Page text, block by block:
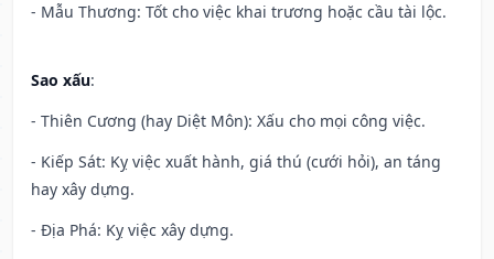
- Mẫu Thương: Tốt cho việc khai trương hoặc cầu tài lộc.
Sao xấu:
- Thiên Cương (hay Diệt Môn): Xấu cho mọi công việc.
- Kiếp Sát: Kỵ việc xuất hành, giá thú (cưới hỏi), an táng
hay xây dựng.
- Địa Phá: Kỵ việc xây dựng.